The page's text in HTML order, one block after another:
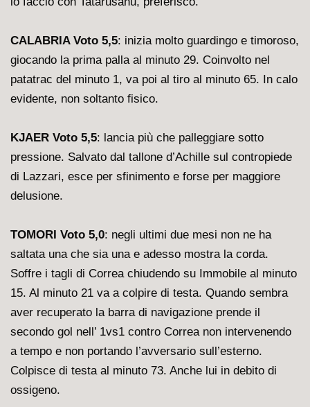
CALABRIA Voto 5,5: inizia molto guardingo e timoroso,
giocando la prima palla al minuto 29. Coinvolto nel
patatrac del minuto 1, va poi al tiro al minuto 65. In calo
evidente, non soltanto fisico.
KJAER Voto 5,5: lancia più che palleggiare sotto
pressione. Salvato dal tallone d’Achille sul contropiede
di Lazzari, esce per sfinimento e forse per maggiore
delusione.
TOMORI Voto 5,0: negli ultimi due mesi non ne ha
saltata una che sia una e adesso mostra la corda.
Soffre i tagli di Correa chiudendo su Immobile al minuto
15. Al minuto 21 va a colpire di testa. Quando sembra
aver recuperato la barra di navigazione prende il
secondo gol nell’ 1vs1 contro Correa non intervenendo
a tempo e non portando l’avversario sull’esterno.
Colpisce di testa al minuto 73. Anche lui in debito di
ossigeno.